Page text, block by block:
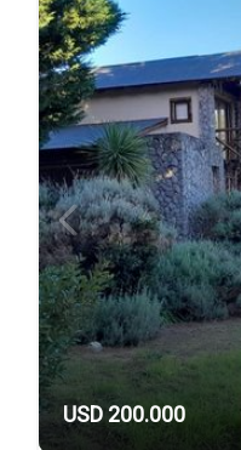
USD 200.000